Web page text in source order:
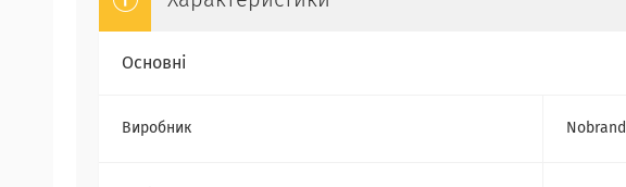
Основні
Виробник Nobrand